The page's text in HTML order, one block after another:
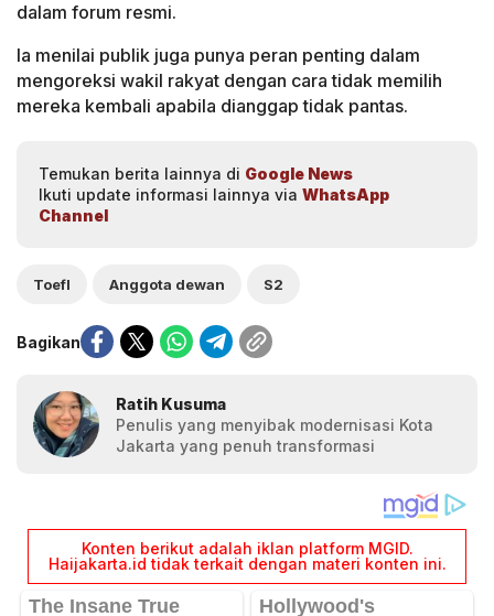
dalam forum resmi.
Ia menilai publik juga punya peran penting dalam
mengoreksi wakil rakyat dengan cara tidak memilih
mereka kembali apabila dianggap tidak pantas.
Temukan berita lainnya di Google News
Ikuti update informasi lainnya via WhatsApp
Channel
Toefl Anggota dewan S2
Bagikan
Ratih Kusuma
Penulis yang menyibak modernisasi Kota
Jakarta yang penuh transformasi